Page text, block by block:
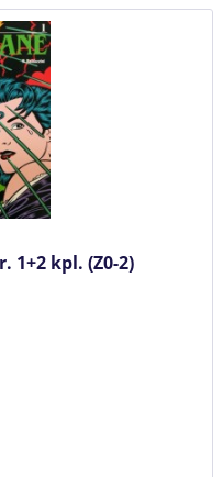
1+2 kpl. (Z0-2)